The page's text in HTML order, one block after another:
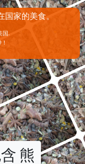
熊
国家的美食。
国.